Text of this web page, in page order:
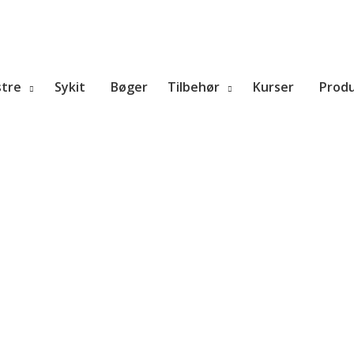
Sykit Bøger Tilbehør Kurser